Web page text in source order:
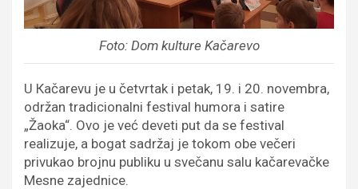
Foto: Dom kulture Kačarevo
U Кačarevu je u četvrtak i petak, 19. i 20. novembra,
održan tradicionalni festival humora i satire
„Žaoka“. Ovo je već deveti put da se festival
realizuje, a bogat sadržaj je tokom obe večeri
privukao brojnu publiku u svečanu salu kačarevačke
Mesne zajednice.